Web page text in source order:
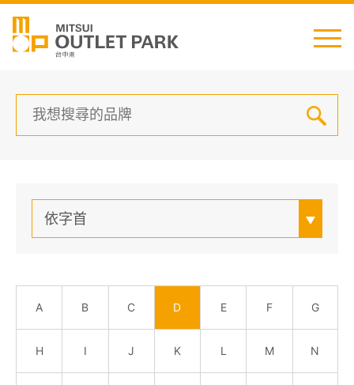
依字首
A B C D E F G
H I J K L M N